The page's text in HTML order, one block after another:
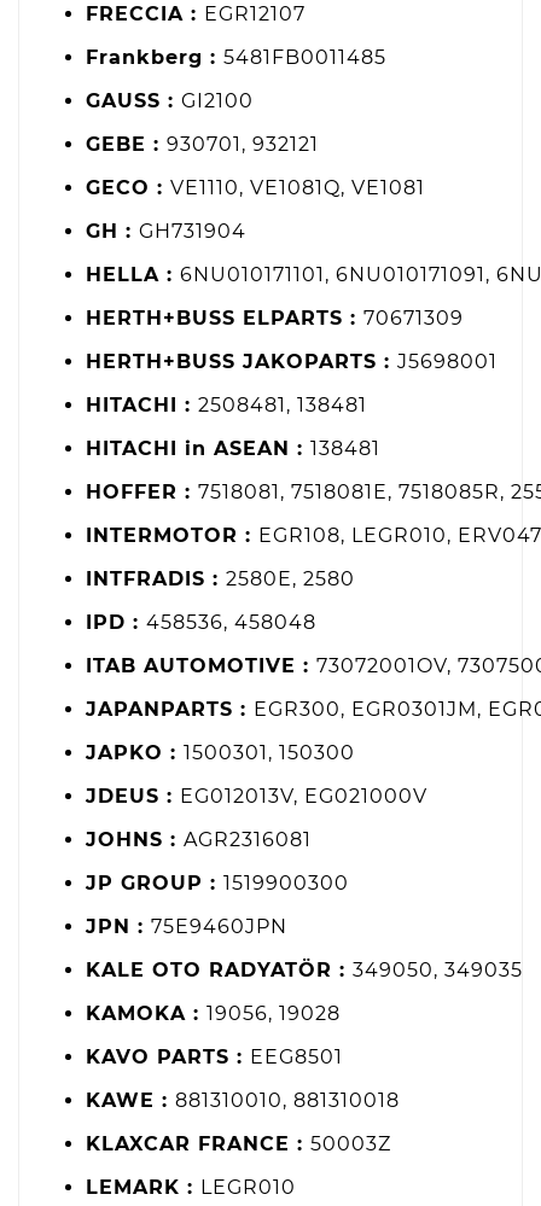
FRECCIA : EGR12107
Frankberg : 5481FB0011485
GAUSS : GI2100
GEBE : 930701, 932121
GECO : VE1110, VE1081Q, VE1081
GH : GH731904
HELLA : 6NU010171101, 6NU010171091,
HERTH+BUSS ELPARTS : 70671309
HERTH+BUSS JAKOPARTS : J5698001
HITACHI : 2508481, 138481
HITACHI in ASEAN : 138481
HOFFER : 7518081, 7518081E, 7518085R,
INTERMOTOR : EGR108, LEGR010,
INTFRADIS : 2580E, 2580
IPD : 458536, 458048
ITAB AUTOMOTIVE : 73072001OV,
JAPANPARTS : EGR300, EGR0301JM,
JAPKO : 1500301, 150300
JDEUS : EG012013V, EG021000V
JOHNS : AGR2316081
JP GROUP : 1519900300
JPN : 75E9460JPN
KALE OTO RADYATÖR : 349050, 349035
KAMOKA : 19056, 19028
KAVO PARTS : EEG8501
KAWE : 881310010, 881310018
KLAXCAR FRANCE : 50003Z
LEMARK : LEGR010